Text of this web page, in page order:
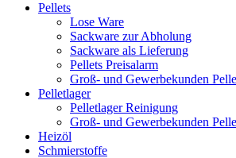
Pellets
Lose Ware
Sackware zur Abholung
Sackware als Lieferung
Pellets Preisalarm
Groß- und Gewerbekunden
Pelletlager
Pelletlager Reinigung
Groß- und Gewerbekunden
Heizöl
Schmierstoffe